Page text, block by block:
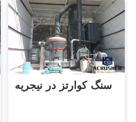
سنگ کوارتز در نیجریه